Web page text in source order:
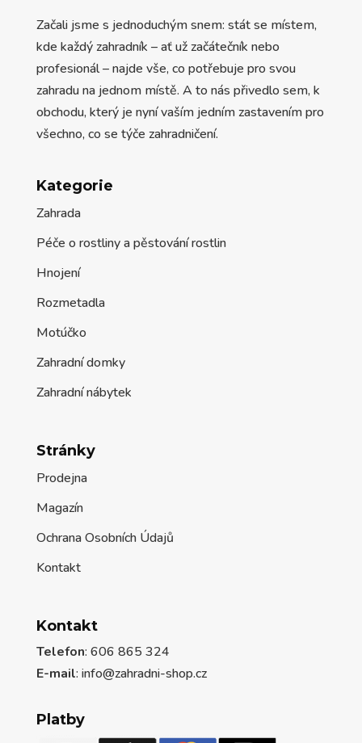
Začali jsme s jednoduchým snem: stát se místem,
kde každý zahradník – ať už začátečník nebo
profesionál – najde vše, co potřebuje pro svou
zahradu na jednom místě. A to nás přivedlo sem, k
obchodu, který je nyní vaším jedním zastavením pro
všechno, co se týče zahradničení.
Kategorie
Zahrada
Péče o rostliny a pěstování rostlin
Hnojení
Rozmetadla
Motúčko
Zahradní domky
Zahradní nábytek
Stránky
Prodejna
Magazín
Ochrana Osobních Údajů
Kontakt
Kontakt
Telefon: 606 865 324
E-mail: info@zahradni-shop.cz
Platby